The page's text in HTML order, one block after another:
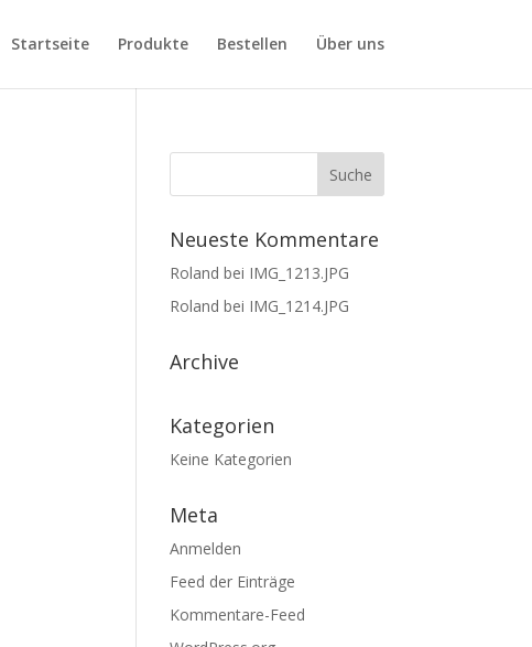
Startseite Produkte Bestellen Über uns
Neueste Kommentare
Roland bei IMG_1213.JPG
Roland bei IMG_1214.JPG
Archive
Kategorien
Keine Kategorien
Meta
Anmelden
Feed der Einträge
Kommentare-Feed